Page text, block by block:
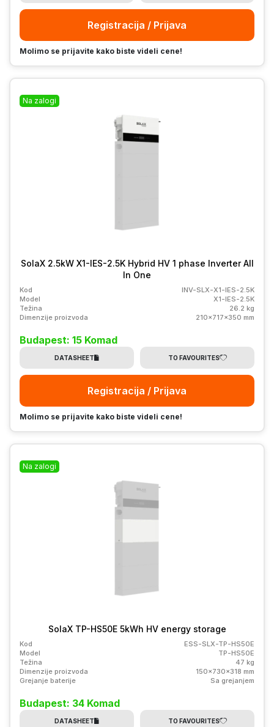
Registracija / Prijava
Molimo se prijavite kako biste videli cene!
Na zalogi
SolaX 2.5kW X1-IES-2.5K Hybrid HV 1 phase Inverter All
In One
Kod
INV-SLX-X1-IES-2.5K
Model
X1-IES-2.5K
Težina
26.2 kg
Dimenzije proizvoda
210x717x350 mm
Budapest: 15 Komad
DATASHEET TO FAVOURITES
Registracija / Prijava
Molimo se prijavite kako biste videli cene!
Na zalogi
SolaX TP-HS50E 5kWh HV energy storage
Kod
ESS-SLX-TP-HS50E
Model
TP-HS50E
Težina
47 kg
Dimenzije proizvoda
150x730x318 mm
Grejanje baterije
Sa grejanjem
Budapest: 34 Komad
DATASHEET TO FAVOURITES